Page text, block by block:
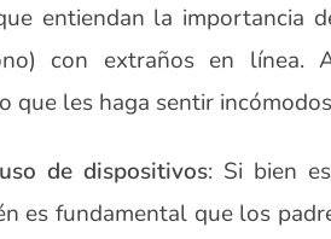
entiendan la importancia
con extraños en línea.
que les haga sentir
de dispositivos: Si bien
es fundamental que los